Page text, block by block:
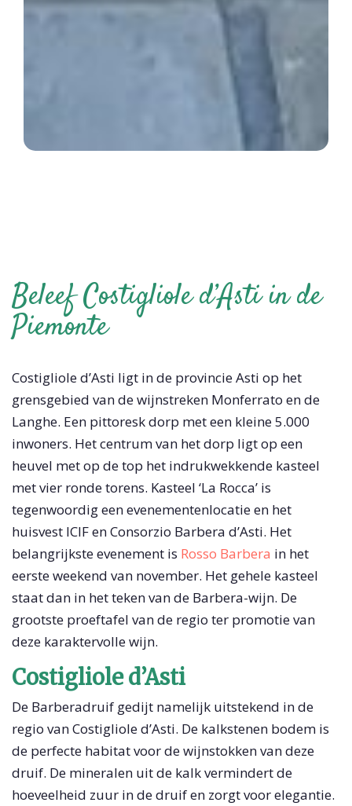
Beleef Costigliole d’Asti in de
Piemonte
Costigliole d’Asti ligt in de provincie Asti op het
grensgebied van de wijnstreken Monferrato en de
Langhe. Een pittoresk dorp met een kleine 5.000
inwoners. Het centrum van het dorp ligt op een
heuvel met op de top het indrukwekkende kasteel
met vier ronde torens. Kasteel ‘La Rocca’ is
tegenwoordig een evenementenlocatie en het
huisvest ICIF en Consorzio Barbera d’Asti. Het
belangrijkste evenement is Rosso Barbera in het
eerste weekend van november. Het gehele kasteel
staat dan in het teken van de Barbera-wijn. De
grootste proeftafel van de regio ter promotie van
deze karaktervolle wijn.
Costigliole d’Asti
De Barberadruif gedijt namelijk uitstekend in de
regio van Costigliole d’Asti. De kalkstenen bodem is
de perfecte habitat voor de wijnstokken van deze
druif. De mineralen uit de kalk vermindert de
hoeveelheid zuur in de druif en zorgt voor elegantie.